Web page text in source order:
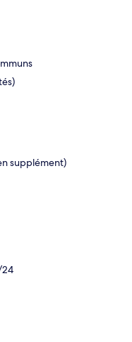
supplément)
24